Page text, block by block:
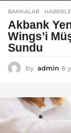
BANKALAR ,
Akbank
Wings’i
Sundu
by admin 6